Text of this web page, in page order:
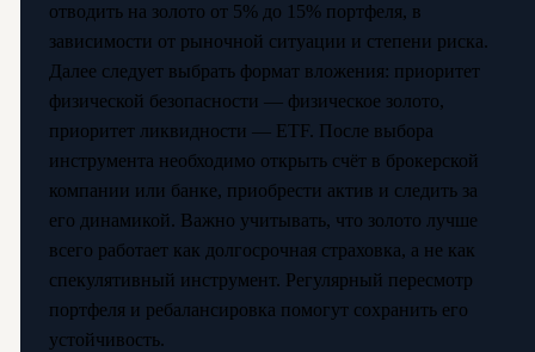
отводить на золото от 5% до 15% портфеля, в
зависимости от рыночной ситуации и степени риска.
Далее следует выбрать формат вложения: приоритет
физической безопасности — физическое золото,
приоритет ликвидности — ETF. После выбора
инструмента необходимо открыть счёт в брокерской
компании или банке, приобрести актив и следить за
его динамикой. Важно учитывать, что золото лучше
всего работает как долгосрочная страховка, а не как
спекулятивный инструмент. Регулярный пересмотр
портфеля и ребалансировка помогут сохранить его
устойчивость.